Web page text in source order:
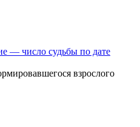
— число судьбы по дате
взрослого